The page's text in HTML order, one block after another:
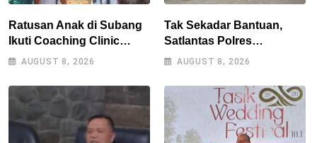
Ratusan Anak di Subang
Ikuti Coaching Clinic
Bersama Legenda Persib
AUGUST 8, 2026
Tak Sekadar Bantuan,
Satlantas Polres
Tasikmalaya Dorong
Puspahiang
AUGUST 8, 2026